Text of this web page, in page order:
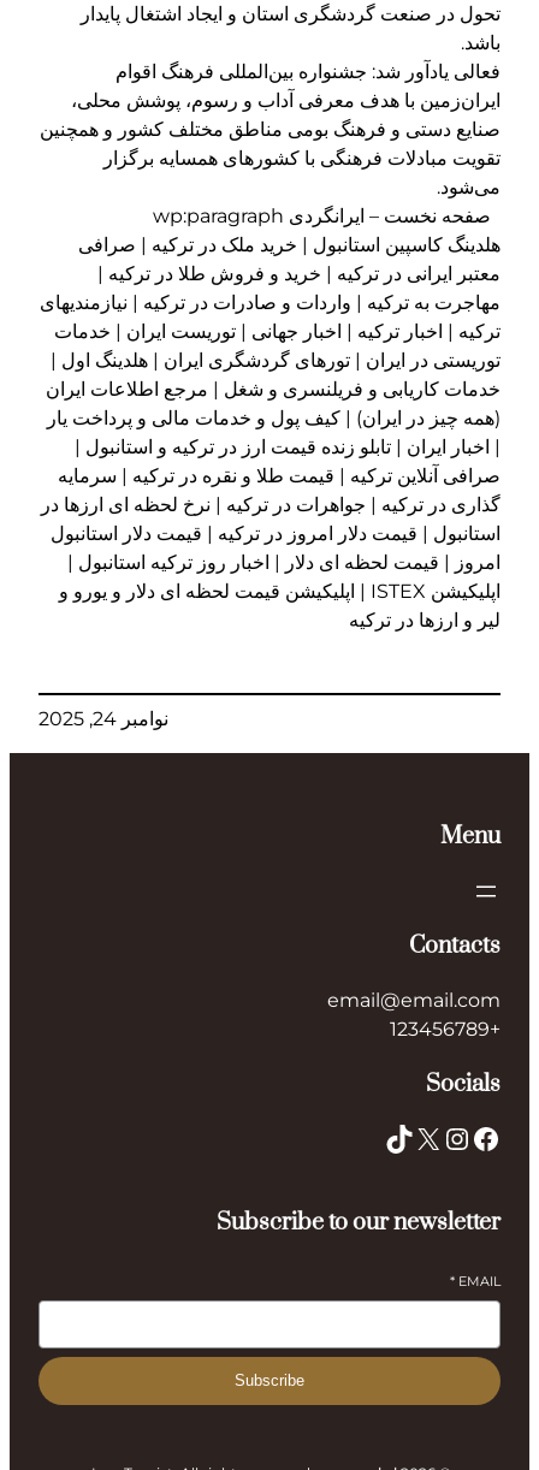
تحول در صنعت گردشگری استان و ایجاد اشتغال پایدار
باشد.
فعالی یادآور شد: جشنواره بین‌المللی فرهنگ اقوام
ایران‌زمین با هدف معرفی آداب و رسوم، پوشش محلی،
صنایع دستی و فرهنگ بومی مناطق مختلف کشور و همچنین
تقویت مبادلات فرهنگی با کشورهای همسایه برگزار
می‌شود.
صفحه نخست – ایرانگردی wp:paragraph
هلدینگ کاسپین استانبول | خرید ملک در ترکیه | صرافی
معتبر ایرانی در ترکیه | خرید و فروش طلا در ترکیه |
مهاجرت به ترکیه | واردات و صادرات در ترکیه | نیازمندیهای
ترکیه | اخبار ترکیه | اخبار جهانی | توریست ایران | خدمات
توریستی در ایران | تورهای گردشگری ایران | هلدینگ اول |
خدمات کاریابی و فریلنسری و شغل | مرجع اطلاعات ایران
(همه چیز در ایران) | کیف پول و خدمات مالی و پرداخت یار
| اخبار ایران | تابلو زنده قیمت ارز در ترکیه و استانبول |
صرافی آنلاین ترکیه | قیمت طلا و نقره در ترکیه | سرمایه
گذاری در ترکیه | جواهرات در ترکیه | نرخ لحظه ای ارزها در
استانبول | قیمت دلار امروز در ترکیه | قیمت دلار استانبول
امروز | قیمت لحظه ای دلار | اخبار روز ترکیه استانبول |
اپلیکیشن ISTEX | اپلیکیشن قیمت لحظه ای دلار و یورو و
لیر و ارزها در ترکیه
نوامبر 24, 2025
Menu
Contacts
email@email.com
+123456789
Socials
Facebook
Instagram
X
TikTok
Subscribe to our newsletter
EMAIL
*
Subscribe